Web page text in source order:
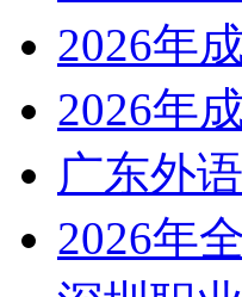
2026年
2026年
广东外
2026年